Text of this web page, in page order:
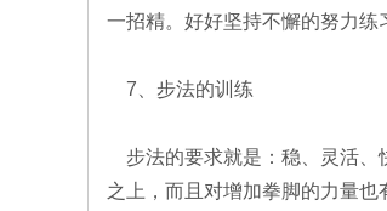
一招精。好好坚持不懈的努力练
7、步法的训练
步法的要求就是：稳、灵活、
之上，而且对增加拳脚的力量